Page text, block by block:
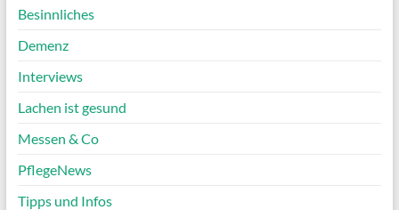
Besinnliches
Demenz
Interviews
Lachen ist gesund
Messen & Co
PflegeNews
Tipps und Infos